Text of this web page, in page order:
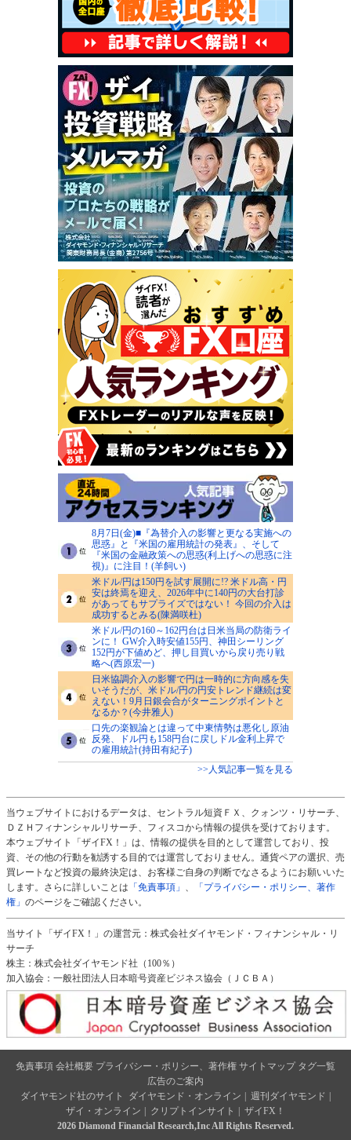
8月7日(金)■『為替介入の影響と更なる実施への
思惑』と『米国の雇用統計の発表』、そして
『米国の金融政策への思惑(利上げへの思惑に注
視)』に注目！(羊飼い)
米ドル/円は150円を試す展開に!? 米ドル高・円
安は終焉を迎え、2026年中に140円の大台打診
があってもサプライズではない！ 今回の介入は
成功するとみる(陳満咲杜)
米ドル/円の160～162円台は日米当局の防衛ライ
ンに！ GW介入時安値155円、神田シーリング
152円が下値めど、押し目買いから戻り売り戦
略へ(西原宏一)
日米協調介入の影響で円は一時的に方向感を失
いそうだが、米ドル/円の円安トレンド継続は変
えない！9月日銀会合がターニングポイントと
なるか？(今井雅人)
口先の楽観論とは違って中東情勢は悪化し原油
反発、ドル円も158円台に戻しドル金利上昇で
の雇用統計(持田有紀子)
>>人気記事一覧を見る
当ウェブサイトにおけるデータは、セントラル短資ＦＸ、クォンツ・リサーチ、
ＤＺＨフィナンシャルリサーチ、フィスコから情報の提供を受けております。
本ウェブサイト「ザイFX！」は、情報の提供を目的として運営しており、投
資、その他の行動を勧誘する目的では運営しておりません。通貨ペアの選択、売
買レートなど投資の最終決定は、お客様ご自身の判断でなさるようにお願いいた
します。さらに詳しいことは 「免責事項」 、
「プライバシー・ポリシー、著作
権」 のページをご確認ください。
当サイト「ザイFX！」の運営元：株式会社ダイヤモンド・フィナンシャル・リ
サーチ
株主：株式会社ダイヤモンド社（100％）
加入協会：一般社団法人日本暗号資産ビジネス協会（ＪＣＢＡ）
免責事項 会社概要 プライバシー・ポリシー、著作権 サイトマップ タグ一覧
広告のご案内
ダイヤモンド社のサイト
ダイヤモンド・オンライン 週刊ダイヤモンド
ザイ・オンライン
クリプトインサイト
ザイFX！
2026 Diamond Financial Research,Inc All Rights Reserved.